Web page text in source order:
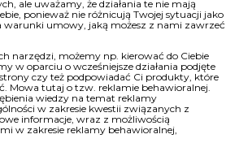
ale uważamy, że działania te nie mają
ponieważ nie różnicują Twojej sytuacji jako
warunki umowy, jaką możesz z nami zawrzeć
narzędzi, możemy np. kierować do Ciebie
w oparciu o wcześniejsze działania podjęte
czy też podpowiadać Ci produkty, które
Mowa tutaj o tzw. reklamie behawioralnej.
wiedzy na temat reklamy
w zakresie kwestii związanych z
informacje, wraz z możliwością
w zakresie reklamy behawioralnej,